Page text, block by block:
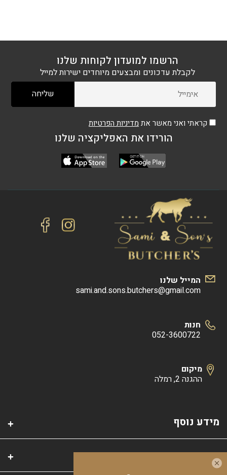
הרשמו למועדון לקוחות שלנו
לקבלת עדכונים ומבצעים מיוחדים ישירות למייל
קראתי ואני מאשר את מדיניות הפרטיות
הורידו את האפליקציה שלנו
המייל שלנו
sami.and.sons.butchers@gmail.com
חנות
052-3600722
מיקום
ההגנה 2, רמלה
מידע נוסף
קטגוריות